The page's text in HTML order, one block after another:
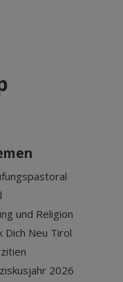
und Religion
Dich Neu Tirol
2026